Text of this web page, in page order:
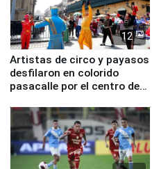
12
Artistas de circo y payasos
desfilaron en colorido
pasacalle por el centro de